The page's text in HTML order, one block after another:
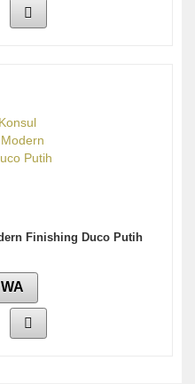
Finishing Duco Putih